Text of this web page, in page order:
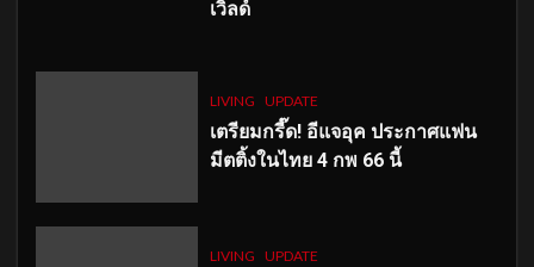
เวิลด์
LIVING UPDATE
เตรียมกรี๊ด! อีแจอุค ประกาศแฟน
มีตติ้งในไทย 4 กพ 66 นี้
LIVING UPDATE